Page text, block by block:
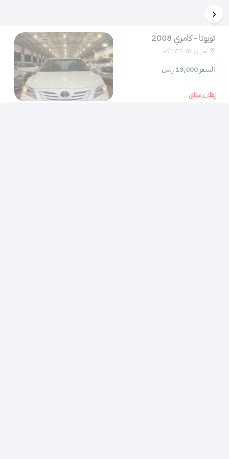
تويوتا - كامري 2008
نجران
182 كم
السعر 13,000 ر.س
إعلان مغلق